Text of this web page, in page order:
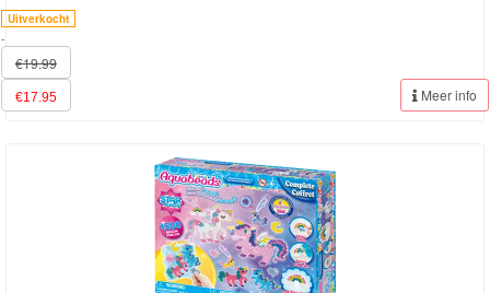
Uitverkocht
-
€19.99
€17.95 Meer info